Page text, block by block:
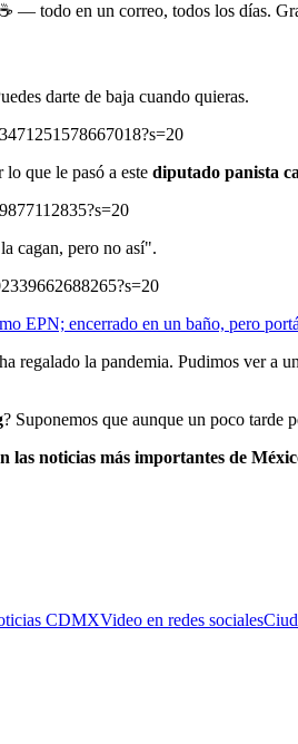
— todo en un correo, todos los días.
darte de baja cuando quieras.
que le pasó a este diputado panista
cagan, pero no así".
EPN; encerrado en un baño, pero
regalado la pandemia. Pudimos ver a un
? Suponemos que aunque un poco tarde
las noticias más importantes de
CDMXVideo en redes sociales